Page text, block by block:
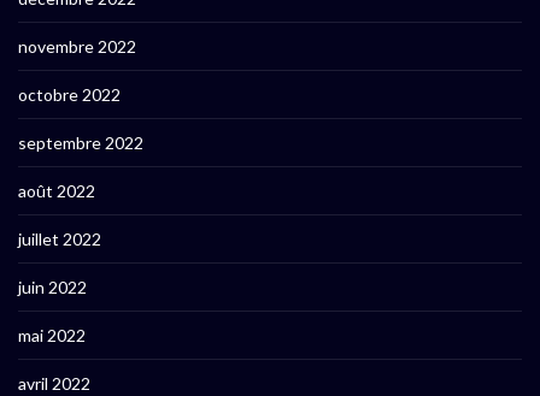
novembre 2022
octobre 2022
septembre 2022
août 2022
juillet 2022
juin 2022
mai 2022
avril 2022